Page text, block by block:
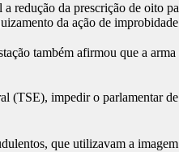
da prescrição de oito
da ação de
também afirmou que a
impedir o parlamentar
que utilizavam a